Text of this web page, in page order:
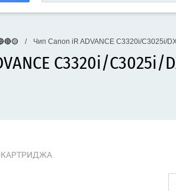
/ Чип Canon iR ADVANCE C3320i/C3025i/
C3320i/C3025i/